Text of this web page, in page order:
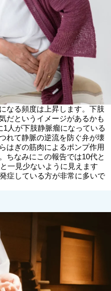
なる頻度は上昇します。下肢
だというイメージがあるかも
1人が下肢静脈瘤になっている
れて静脈の逆流を防ぐ弁が壊
はぎの筋肉によるポンプ作用
ちなみにこの報告では10代と
一見少ないように見えます
症している方が非常に多いで